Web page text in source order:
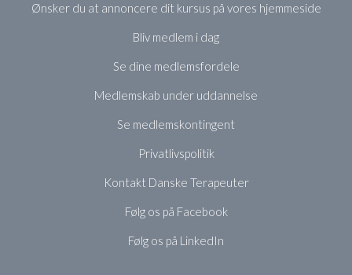
Ønsker du at annoncere dit kursus på vores hjemmeside
Bliv medlem i dag
Se dine medlemsfordele
Medlemskab under uddannelse
Se medlemskontingent
Privatlivspolitik
Kontakt Danske Terapeuter
Følg os på Facebook
Følg os på LinkedIn